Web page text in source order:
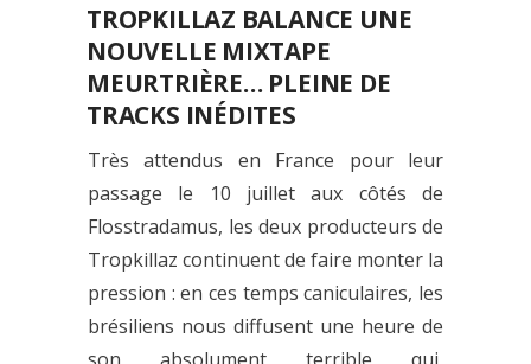
TROPKILLAZ BALANCE UNE
NOUVELLE MIXTAPE
MEURTRIÈRE… PLEINE DE
TRACKS INÉDITES
Très attendus en France pour leur
passage le 10 juillet aux côtés de
Flosstradamus, les deux producteurs de
Tropkillaz continuent de faire monter la
pression : en ces temps caniculaires, les
brésiliens nous diffusent une heure de